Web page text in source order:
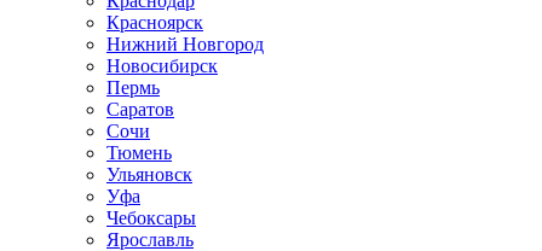
Красноярск
Нижний Новгород
Новосибирск
Пермь
Саратов
Сочи
Тюмень
Ульяновск
Уфа
Чебоксары
Ярославль